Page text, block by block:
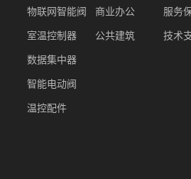
物联网智能阀
室温控制器
数据集中器
智能电动阀
温控配件
商业办公
公共建筑
服务
技术